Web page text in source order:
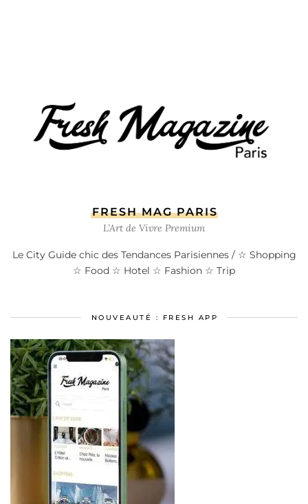
FRESH MAG PARIS
L’Art de Vivre Premium
Le City Guide chic des Tendances Parisiennes / ☆ Shopping
☆ Food ☆ Hotel ☆ Fashion ☆ Trip
NOUVEAUTÉ : FRESH APP